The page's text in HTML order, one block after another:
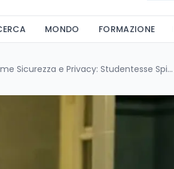
MONDO FORMAZIONE
Allarme Sicurezza e Privacy: Studentesse Spiate nei Bagni dell’Università Ca’ Foscari di Mestre – Analisi, Reazioni e Prospettive